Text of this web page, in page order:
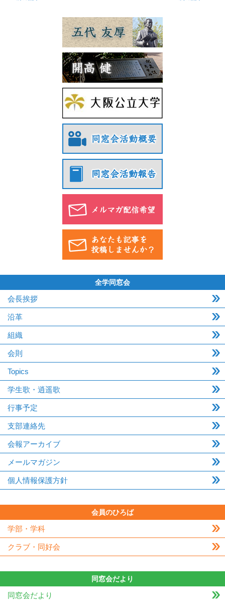
全学同窓会
会長挨拶
沿革
組織
会則
Topics
学生歌・逍遥歌
行事予定
支部連絡先
会報アーカイブ
メールマガジン
個人情報保護方針
会員のひろば
学部・学科
クラブ・同好会
同窓会だより
同窓会だより